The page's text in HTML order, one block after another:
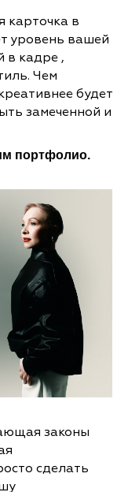
карточка в
уровень вашей
в кадре ,
Чем
будет
замеченной и
портфолио.
законы
сделать